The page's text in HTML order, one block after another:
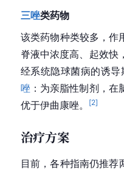
三唑类药物
该类药物种类较多，
脊液中浓度高、起效快
经系统隐球菌病的诱
唑 ：为亲脂性制剂，在
优于伊曲康唑。
[2]
治疗方案
目前，各种指南仍推荐